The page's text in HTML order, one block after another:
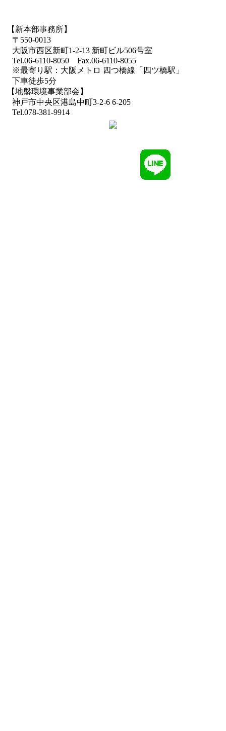
【新本部事務所】
〒550-0013
大阪市西区新町1-2-13 新町ビル506号室
Tel.06-6110-8050 Fax.06-6110-8055
※最寄り駅：大阪メトロ 四つ橋線「四ツ橋駅」
下車徒歩5分
【地盤環境事業部会】
神戸市中央区港島中町3-2-6 6-205
Tel.078-381-9914